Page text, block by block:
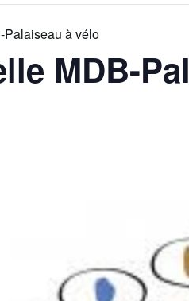
Palaiseau à vélo
MDB-